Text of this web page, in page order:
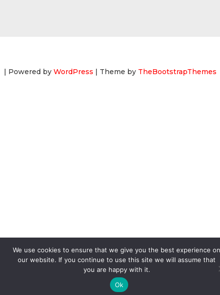
| Powered by WordPress | Theme by TheBootstrapThemes
We use cookies to ensure that we give you the best experience on
our website. If you continue to use this site we will assume that
you are happy with it.
Ok